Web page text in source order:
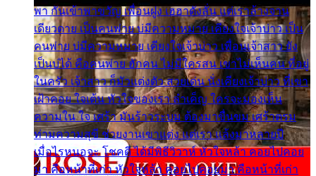
พา กันเข้าพาขวัญ เพื่อนฝูง เฮฮาดังลั่น แต่เราล้างจาน
เดียวดาย เป็นคนพ่าย บ่มีความหมาย เคียงใจเจ้าบ่าว เป็น
คนพ่าย บ่มีความหมาย เคียงใจเจ้าบ่าว เพื่อนเจ้าสาว ยัง
เป็นบ่ได้ คือคนพ่าย ฮักคน ไม่มีใครสน เขาไม่เห็นคน ที่อยู่
ในครัว เจ้าสาว ก็มัวแต่งตัว สวยเด่น นั่งเคียงเจ้าบ่าว ที่เขา
เฝ้าคอย ใจเต้น หัวใจของเรา ลำเค็ญ ใครจะมองเห็น
ความใน ใจ เศร้า มันร้าวระบม ต้องมาขื่นขม เศร้าตรม
ท่ามความสุขี ช่วยงานเขาแต่ง แต่เรา แล้งมาหลายปี
เมื่อไรหนอจะ โชคดี ได้มีพิธีวิวาห์ หัวใจหล้า คอยไปคอย
มา คือหน้าที่เก่า หัวใจหล้า คอยไปคอยมา คือหน้าที่เก่า